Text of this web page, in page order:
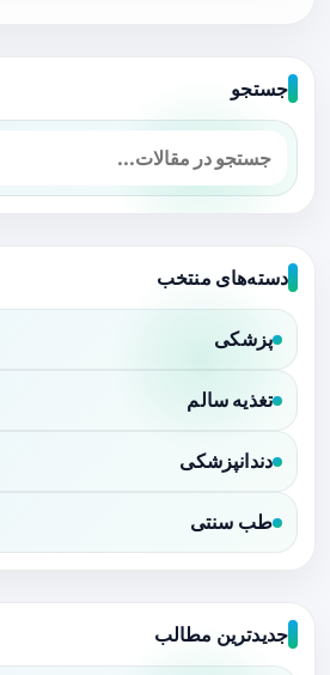
جستجو
دسته‌های منتخب
پزشکی
تغذیه سالم
دندانپزشکی
طب سنتی
جدیدترین مطالب